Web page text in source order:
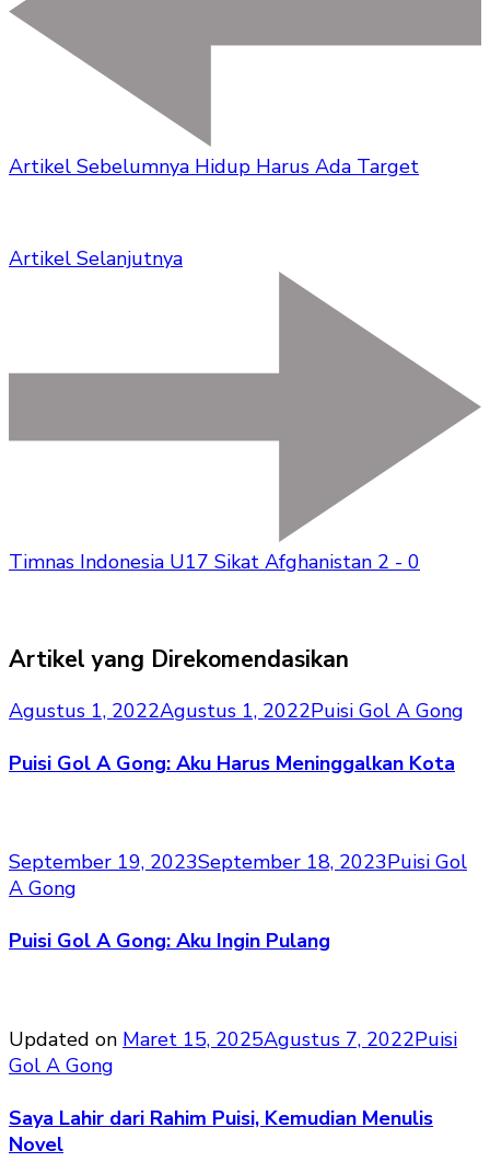
Artikel Sebelumnya Hidup Harus Ada Target
Artikel Selanjutnya
Timnas Indonesia U17 Sikat Afghanistan 2 - 0
Artikel yang Direkomendasikan
Agustus 1, 2022Agustus 1, 2022Puisi Gol A Gong
Puisi Gol A Gong: Aku Harus Meninggalkan Kota
September 19, 2023September 18, 2023Puisi Gol
A Gong
Puisi Gol A Gong: Aku Ingin Pulang
Updated on Maret 15, 2025Agustus 7, 2022Puisi
Gol A Gong
Saya Lahir dari Rahim Puisi, Kemudian Menulis
Novel